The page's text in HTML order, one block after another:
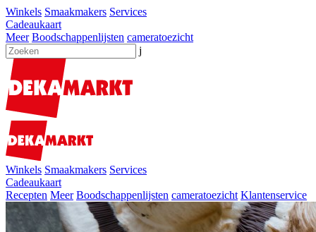
Winkels Smaakmakers Services
Cadeaukaart
Meer Boodschappenlijsten cameratoezicht
j
Winkels Smaakmakers Services
Cadeaukaart
Recepten Meer Boodschappenlijsten cameratoezicht Klantenservice